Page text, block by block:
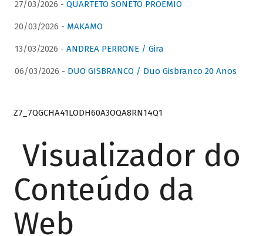
27/03/2026 - QUARTETO SONETO PROEMIO
20/03/2026 - MAKAMO
13/03/2026 - ANDREA PERRONE / Gira
06/03/2026 - DUO GISBRANCO / Duo Gisbranco 20 Anos
Z7_7QGCHA41LODH60A3OQA8RN14Q1
Visualizador do
Conteúdo da
Web